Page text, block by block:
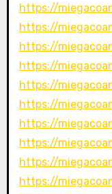
https://
https://
https://
https://
https://
https://
https://
https://
https://
https://